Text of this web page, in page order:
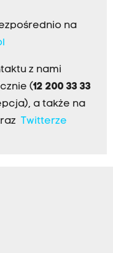
na
z nami
(12 200 33 33
a także na
Twitterze